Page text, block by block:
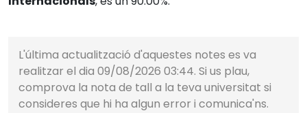
L'última actualització d'aquestes notes es va
realitzar el dia 09/08/2026 03:44. Si us plau,
comprova la nota de tall a la teva universitat si
consideres que hi ha algun error i comunica'ns.